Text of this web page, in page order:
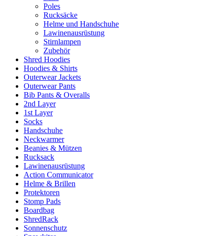
Poles
Rucksäcke
Helme und Handschuhe
Lawinenausrüstung
Stirnlampen
Zubehör
Shred Hoodies
Hoodies & Shirts
Outerwear Jackets
Outerwear Pants
Bib Pants & Overalls
2nd Layer
1st Layer
Socks
Handschuhe
Neckwarmer
Beanies & Mützen
Rucksack
Lawinenausrüstung
Action Communicator
Helme & Brillen
Protektoren
Stomp Pads
Boardbag
ShredRack
Sonnenschutz